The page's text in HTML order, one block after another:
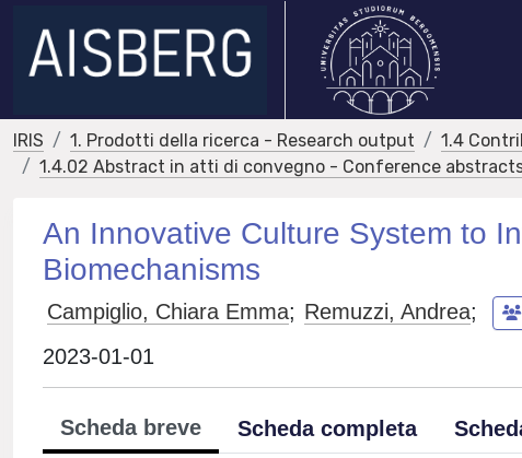
IRIS 1. Prodotti della ricerca - Research output
1.4
1.4.02 Abstract in atti di convegno - Conference
An Innovative Culture System to
Biomechanisms
Campiglio, Chiara Emma; Remuzzi, Andrea;
2023-01-01
Scheda breve Scheda completa